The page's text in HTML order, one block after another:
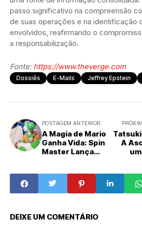
passo significativo na compreensão
de suas operações e na identificação
envolvidos, reafirmando o
a responsabilização.
Fonte: https://www.theverge.com
Dossiês E-Mails Jeffrey Epstein
POSTAGEM ANTERIOR
A Magia de Mario
Ganha Vida: Spin
Master Lança
Hatchin' Yoshi
para o Filme
Super Mario
A
DEIXE UM COMENTÁRIO